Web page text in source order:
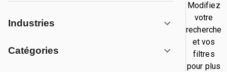
Industries
Catégories
Modifiez
votre
recherche
et vos
filtres
pour plus